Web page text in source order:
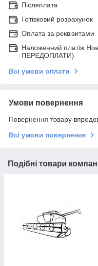
Післяплата
Готівковий розрахунок
Оплата за реквізитами
Наложенний платіж
ПЕРЕДОПЛАТИ)
Всі умови оплати
Умови повернення
Повернення товару
Всі умови повернення
Подібні товари